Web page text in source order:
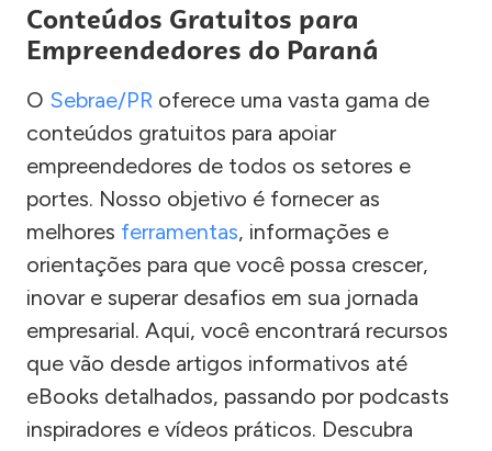
Conteúdos Gratuitos para
Empreendedores do Paraná
O Sebrae/PR oferece uma vasta gama de
conteúdos gratuitos para apoiar
empreendedores de todos os setores e
portes. Nosso objetivo é fornecer as
melhores ferramentas, informações e
orientações para que você possa crescer,
inovar e superar desafios em sua jornada
empresarial. Aqui, você encontrará recursos
que vão desde artigos informativos até
eBooks detalhados, passando por podcasts
inspiradores e vídeos práticos. Descubra